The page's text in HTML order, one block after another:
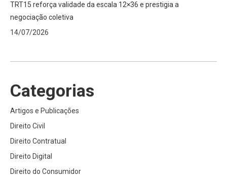
TRT15 reforça validade da escala 12×36 e prestigia a
negociação coletiva
14/07/2026
Categorias
Artigos e Publicações
Direito Civil
Direito Contratual
Direito Digital
Direito do Consumidor